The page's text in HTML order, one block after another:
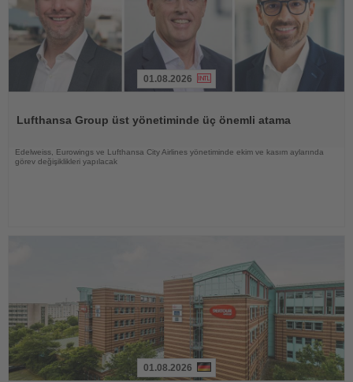
01.08.2026
Lufthansa Group üst yönetiminde üç önemli atama
Edelweiss, Eurowings ve Lufthansa City Airlines yönetiminde ekim ve kasım aylarında
görev değişiklikleri yapılacak
01.08.2026